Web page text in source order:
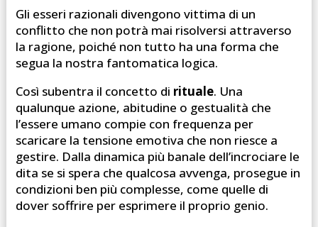
Gli esseri razionali divengono vittima di un
conflitto che non potrà mai risolversi attraverso
la ragione, poiché non tutto ha una forma che
segua la nostra fantomatica logica.
Così subentra il concetto di rituale. Una
qualunque azione, abitudine o gestualità che
l’essere umano compie con frequenza per
scaricare la tensione emotiva che non riesce a
gestire. Dalla dinamica più banale dell’incrociare le
dita se si spera che qualcosa avvenga, prosegue in
condizioni ben più complesse, come quelle di
dover soffrire per esprimere il proprio genio.